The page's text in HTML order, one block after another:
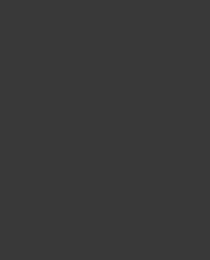
بالتوجه لإدارة الجوازات والهجرة
المقيمين على
العامة للجوازات
أوضاعهم وتجديد